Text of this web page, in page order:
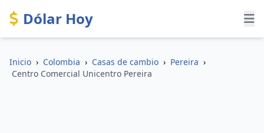
Dólar Hoy
Inicio › Colombia › Casas de cambio › Pereira ›
Centro Comercial Unicentro Pereira